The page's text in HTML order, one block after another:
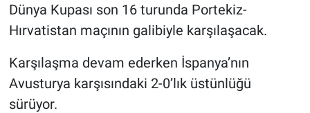
Dünya Kupası son 16 turunda Portekiz-
Hırvatistan maçının galibiyle karşılaşacak.
Karşılaşma devam ederken İspanya’nın
Avusturya karşısındaki 2-0’lık üstünlüğü
sürüyor.